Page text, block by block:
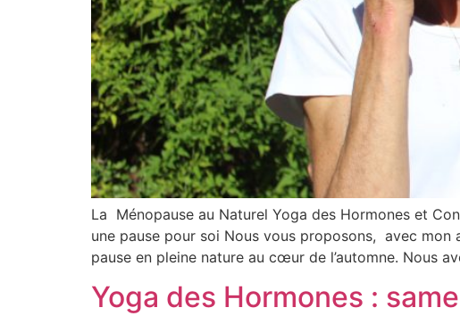
La Ménopause au Naturel Yoga des Hormones et
une pause pour soi Nous vous proposons, avec
pause en pleine nature au cœur de l’automne. Nous
Yoga des Hormones :